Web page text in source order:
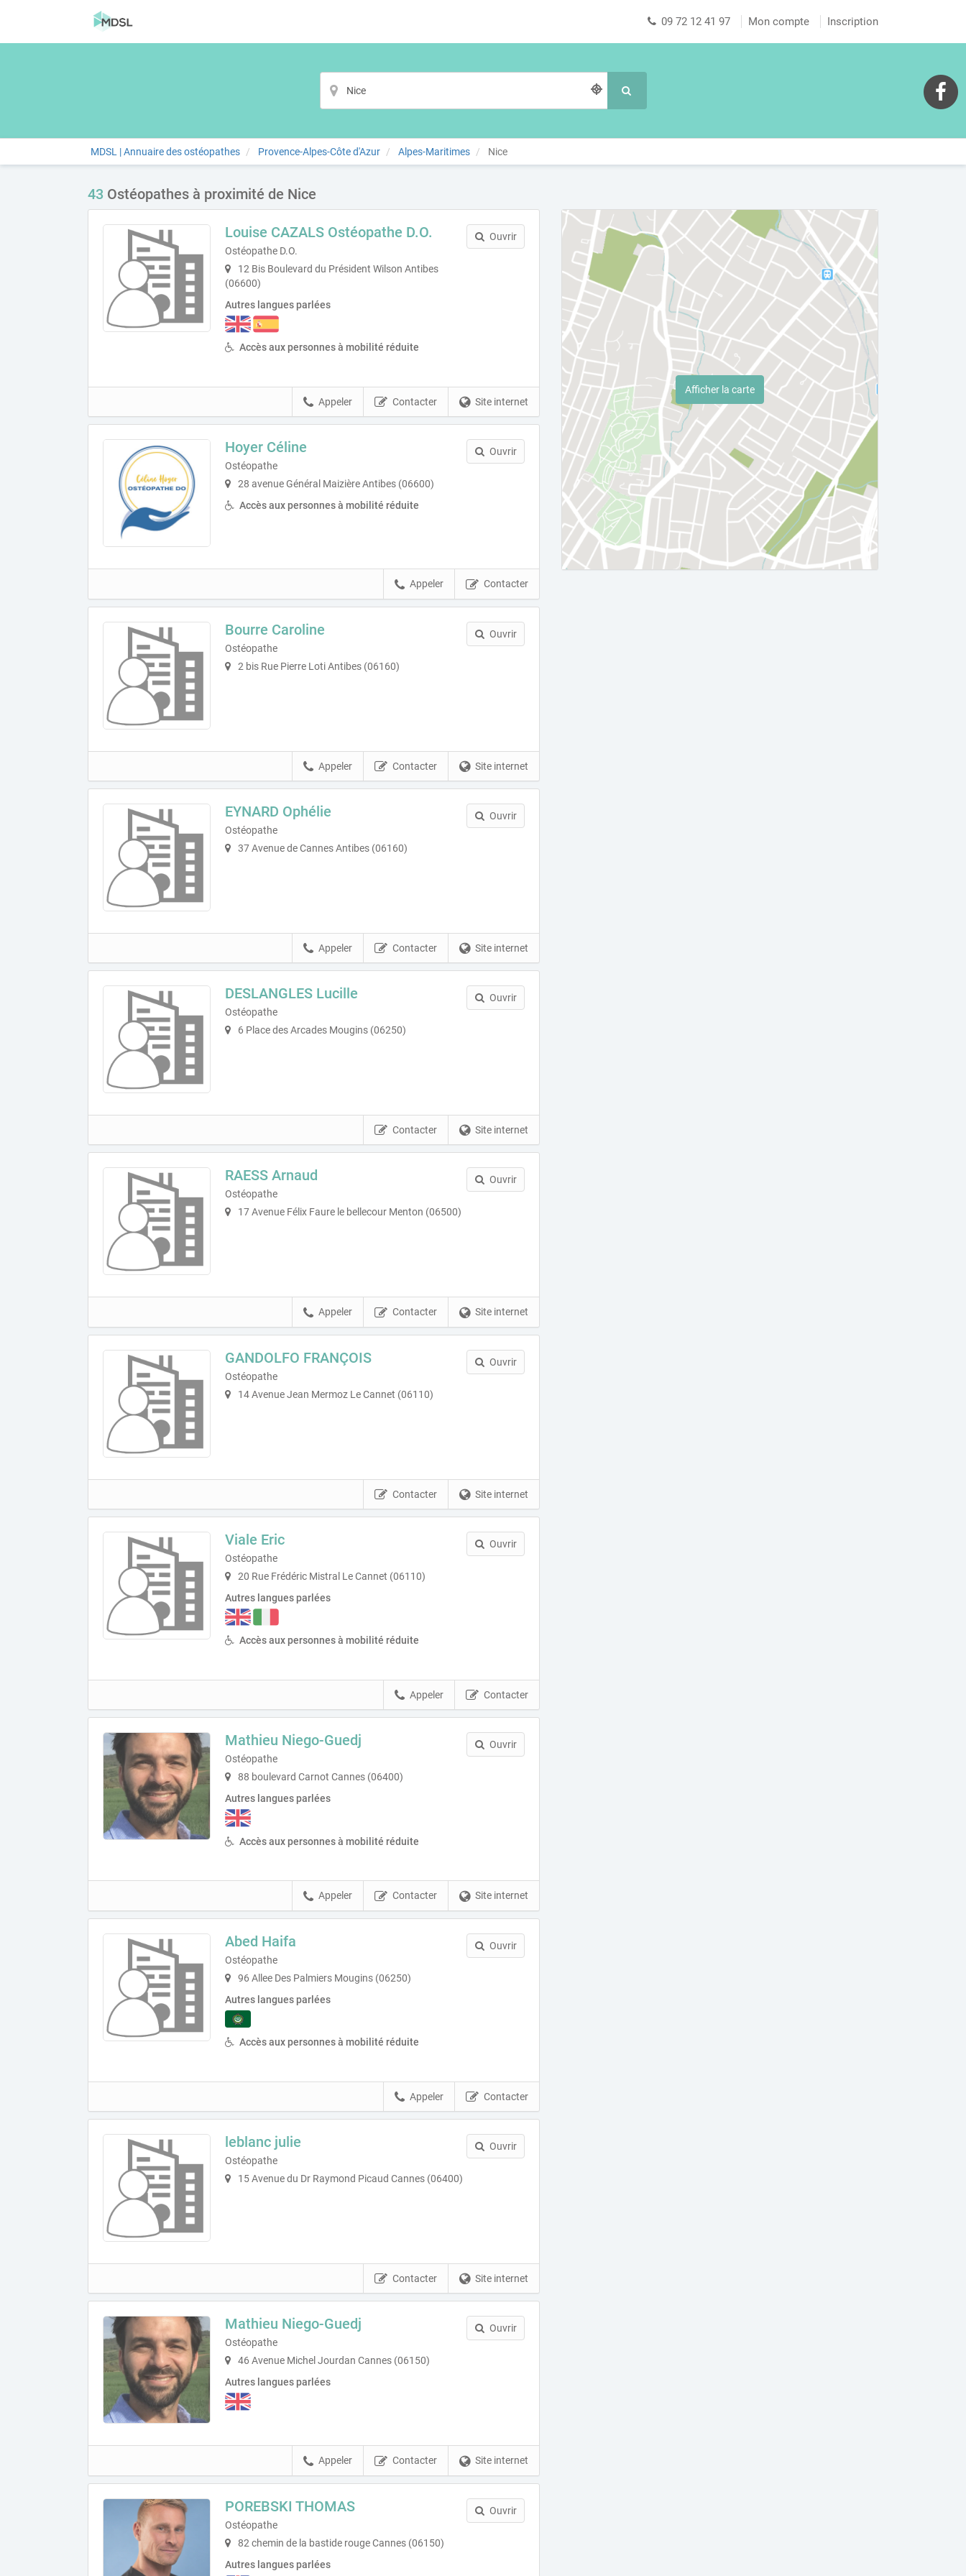
09 72 12 41 97 Mon compte Inscription
MDSL | Annuaire des ostéopathes Provence-Alpes-Côte d'Azur Alpes-Maritimes Nice
43 Ostéopathes à proximité de Nice
Louise CAZALS Ostéopathe D.O.
Ostéopathe D.O.
12 Bis Boulevard du Président Wilson Antibes
(06600)
Autres langues parlées
Accès aux personnes à mobilité réduite
Ouvrir
Site internet
Contacter
Appeler
Hoyer Céline
Ostéopathe
28 avenue Général Maizière Antibes (06600)
Accès aux personnes à mobilité réduite
Ouvrir
Contacter
Appeler
Bourre Caroline
Ostéopathe
2 bis Rue Pierre Loti Antibes (06160)
Ouvrir
Site internet
Contacter
Appeler
EYNARD Ophélie
Ostéopathe
37 Avenue de Cannes Antibes (06160)
Ouvrir
Site internet
Contacter
Appeler
DESLANGLES Lucille
Ostéopathe
6 Place des Arcades Mougins (06250)
Ouvrir
Site internet
Contacter
RAESS Arnaud
Ostéopathe
17 Avenue Félix Faure le bellecour Menton (06500)
Ouvrir
Site internet
Contacter
Appeler
GANDOLFO FRANÇOIS
Ostéopathe
14 Avenue Jean Mermoz Le Cannet (06110)
Ouvrir
Site internet
Contacter
Viale Eric
Ostéopathe
20 Rue Frédéric Mistral Le Cannet (06110)
Autres langues parlées
Accès aux personnes à mobilité réduite
Ouvrir
Contacter
Appeler
Mathieu Niego-Guedj
Ostéopathe
88 boulevard Carnot Cannes (06400)
Autres langues parlées
Accès aux personnes à mobilité réduite
Ouvrir
Site internet
Contacter
Appeler
Abed Haifa
Ostéopathe
96 Allee Des Palmiers Mougins (06250)
Autres langues parlées
Accès aux personnes à mobilité réduite
Ouvrir
Contacter
Appeler
leblanc julie
Ostéopathe
15 Avenue du Dr Raymond Picaud Cannes (06400)
Ouvrir
Site internet
Contacter
Mathieu Niego-Guedj
Ostéopathe
46 Avenue Michel Jourdan Cannes (06150)
Autres langues parlées
Ouvrir
Site internet
Contacter
Appeler
POREBSKI THOMAS
Ostéopathe
82 chemin de la bastide rouge Cannes (06150)
Autres langues parlées
Ouvrir
Afficher la carte